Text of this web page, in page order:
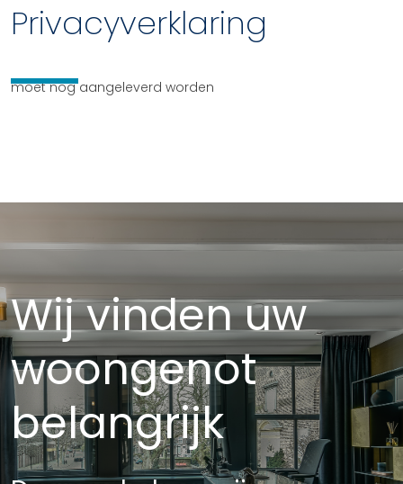
Privacyverklaring
moet nog aangeleverd worden
Wij vinden uw
woongenot
belangrijk